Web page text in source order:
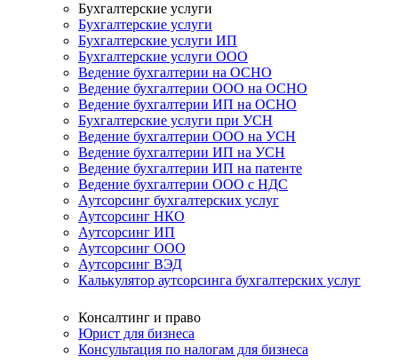
Бухгалтерские услуги
Бухгалтерские услуги
Бухгалтерские услуги ИП
Бухгалтерские услуги ООО
Ведение бухгалтерии на ОСНО
Ведение бухгалтерии ООО на ОСНО
Ведение бухгалтерии ИП на ОСНО
Бухгалтерские услуги при УСН
Ведение бухгалтерии ООО на УСН
Ведение бухгалтерии ИП на УСН
Ведение бухгалтерии ИП на патенте
Ведение бухгалтерии ООО с НДС
Аутсорсинг бухгалтерских услуг
Аутсорсинг НКО
Аутсорсинг ИП
Аутсорсинг ООО
Аутсорсинг ВЭД
Калькулятор аутсорсинга бухгалтерских услуг
Консалтинг и право
Юрист для бизнеса
Консультация по налогам для бизнеса